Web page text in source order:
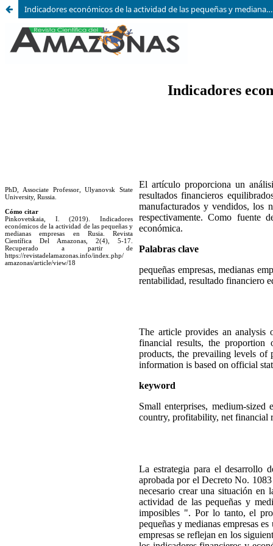
Indicadores económicos de la actividad de las pequeñas y medianas empresas en Rusia